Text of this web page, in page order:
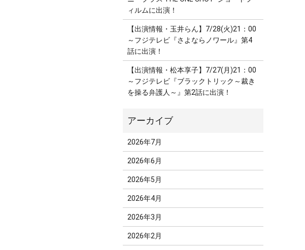
ィルムに出演！
【出演情報・玉井らん】7/28(火)21：00
～フジテレビ『さよならノワール』第4
話に出演！
【出演情報・松本享子】7/27(月)21：00
～フジテレビ『ブラックトリック～裁き
を操る弁護人～』第2話に出演！
2026年7月
2026年6月
2026年5月
2026年4月
2026年3月
2026年2月